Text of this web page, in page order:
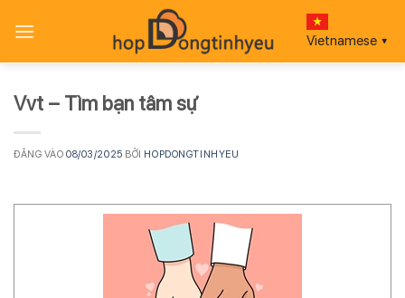
qua
Vietnamese ▼
Vvt – Tìm bạn tâm sự
ĐĂNG VÀO08/03/2025 BỞI HOPDONGTINHYEU